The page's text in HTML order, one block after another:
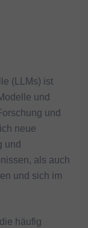
(LLMs) ist
und
und
neue
und
als auch
und sich im
häufig